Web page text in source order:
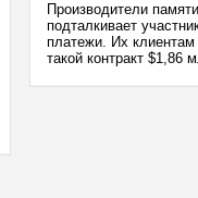
Производители
подталкивает
платежи. Их
такой контракт $1,86